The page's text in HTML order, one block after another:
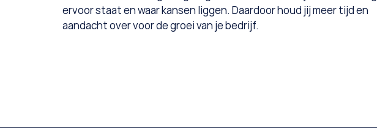
ervoor staat en waar kansen liggen. Daardoor houd jij meer tijd en
aandacht over voor de groei van je bedrijf.